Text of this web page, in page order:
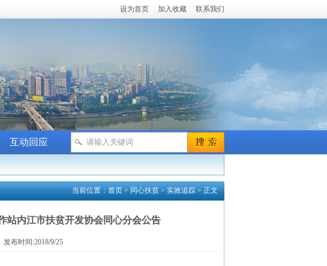
设为首页 加入收藏 联系我们
互动回应
当前位置： 首页 > 同心扶贫 > 实效追踪 > 正文
站内江市扶贫开发协会同心分会公告
布时间:2018/9/25